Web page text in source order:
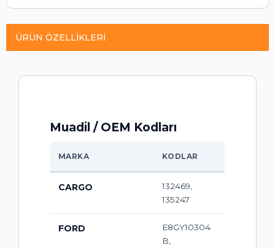
ÜRÜN ÖZELLIKLERI
Muadil / OEM Kodları
MARKA KODLAR
CARGO
132469,
135247
FORD
E8GY10304
B,